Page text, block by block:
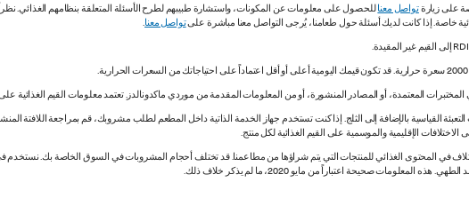
على زيارةتواصل معناللحصول على معلومات عن المكونات، واستشارة طبيبهم لطرح الأسئلة المتعلقة بنظامهم الغذائي.
خاصة. إذا كانت لديك أسئلة حول طعامنا، يُرجى التواصل معنا مباشرة علىتواصل معنا.
المعتمدة، أو المصادر المنشورة، أو من المعلومات المقدمة من موردي ماكدونالدز. تعتمد معلومات القيم الغذائية
القياسية بالإضافة إلى الثلج. إذا كنت تستخدم جهاز الخدمة الذاتية داخل المطعم لطلب مشروبك، قم بمراجعة اللافتة
الاختلافات الإقليمية والموسمية على القيم الغذائية لكل منتج.
في المحتوى الغذائي للمنتجات التي يتم شراؤها من مطاعمنا. قد تختلف أحجام المشروبات في السوق الخاصة بك.
صحيحة اعتباراً من مايو 2020، ما لم يذكر خلاف ذلك.